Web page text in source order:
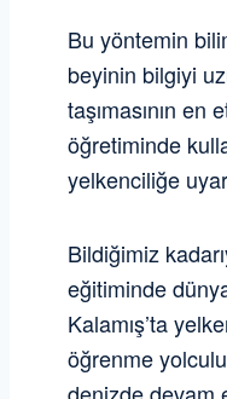
Bu yöntemin
beyinin bilgiyi
taşımasının en
öğretiminde
yelkenciliğe
Bildiğimiz
eğitiminde
Kalamış’ta
öğrenme